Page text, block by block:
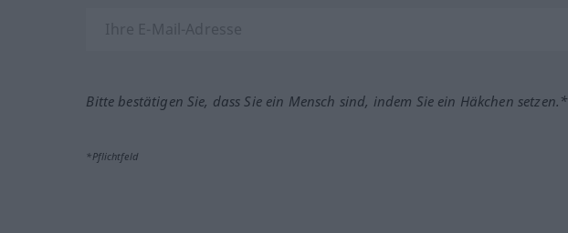
Bitte bestätigen Sie, dass Sie ein Mensch sind, indem Sie ein Häkchen setzen.*
*Pflichtfeld